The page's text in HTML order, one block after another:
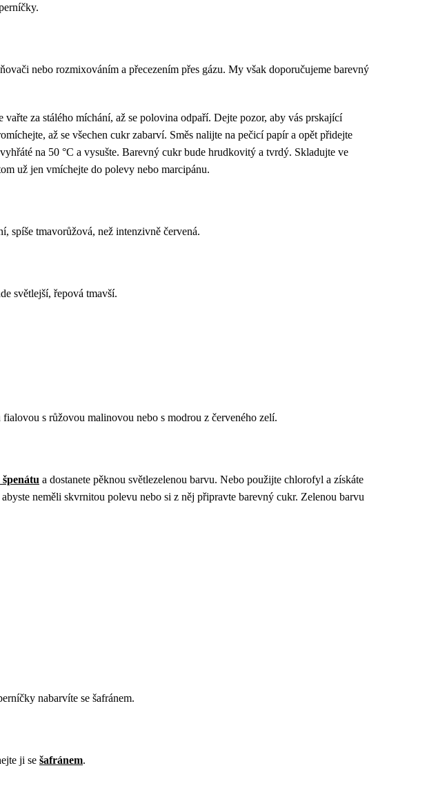
nebo rozmixováním a přecezením přes gázu. My však doporučujeme barevný
za stálého míchání, až se polovina odpaří. Dejte pozor, aby vás prskající
až se všechen cukr zabarví. Směs nalijte na pečicí papír a opět přidejte
na 50 °C a vysušte. Barevný cukr bude hrudkovitý a tvrdý. Skladujte ve
už jen vmíchejte do polevy nebo marcipánu.
spíše tmavorůžová, než intenzivně červená.
světlejší, řepová tmavší.
s růžovou malinovou nebo s modrou z červeného zelí.
a dostanete pěknou světlezelenou barvu. Nebo použijte chlorofyl a získáte
neměli skvrnitou polevu nebo si z něj připravte barevný cukr. Zelenou barvu
nabarvíte se šafránem.
ji se šafránem.